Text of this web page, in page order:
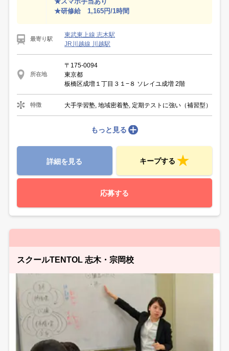
★研修給 1,165円/1時間
最寄り駅
東武東上線 志木駅
JR川越線 川越駅
所在地
〒175-0094
東京都
板橋区成増１丁目３１−８ ソレイユ成増 2階
特徴 大手学習塾, 地域密着塾, 定期テストに強い（補習型）
もっと見る
詳細を見る キープする
応募する
スクールTENTOL 志木・宗岡校